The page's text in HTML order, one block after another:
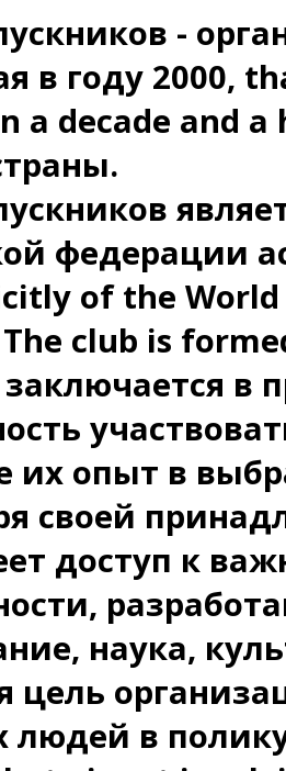
-
в году 2000,
a decade and
федерации
of the
The club is
заключается в
их опыт в
своей
доступ к
наука,
цель
в